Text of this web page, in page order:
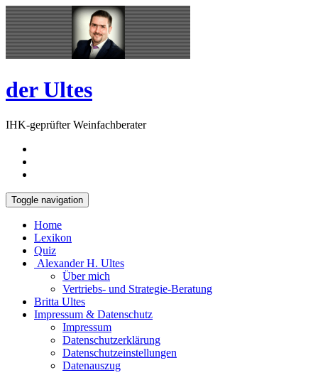
Skip
to
content
Open
Sidebar
der Ultes
IHK-geprüfter Weinfachberater
Toggle navigation
Home
Lexikon
Quiz
Alexander H. Ultes
Über mich
Vertriebs- und Strategie-Beratung
Britta Ultes
Impressum & Datenschutz
Impressum
Datenschutzerklärung
Datenschutzeinstellungen
Datenauszug